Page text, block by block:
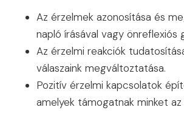
Az érzelmek azonosítása és
napló írásával vagy önreflexiós
Az érzelmi reakciók
válaszaink megváltoztatása.
Pozitív érzelmi kapcsolatok
amelyek támogatnak minket az